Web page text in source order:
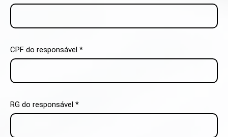
CPF do responsável *
RG do responsável *